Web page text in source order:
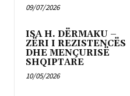
09/07/2026
ISA H. DËRMAKU –
ZËRI I REZISTENCËS
DHE MENÇURISË
SHQIPTARE
10/05/2026